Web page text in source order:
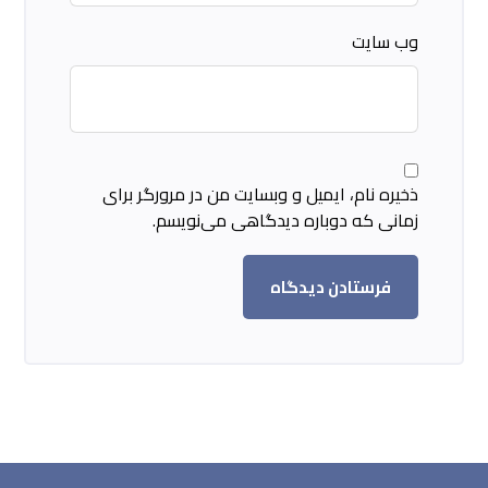
وب‌ سایت
ذخیره نام، ایمیل و وبسایت من در مرورگر برای
زمانی که دوباره دیدگاهی می‌نویسم.
فرستادن دیدگاه